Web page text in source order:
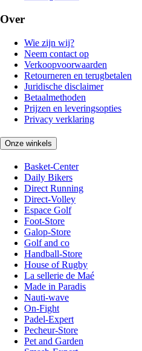
Over
Wie zijn wij?
Neem contact op
Verkoopvoorwaarden
Retourneren en terugbetalen
Juridische disclaimer
Betaalmethoden
Prijzen en leveringsopties
Privacy verklaring
Onze winkels
Basket-Center
Daily Bikers
Direct Running
Direct-Volley
Espace Golf
Foot-Store
Galop-Store
Golf and co
Handball-Store
House of Rugby
La sellerie de Maé
Made in Paradis
Nauti-wave
On-Fight
Padel-Expert
Pecheur-Store
Pet and Garden